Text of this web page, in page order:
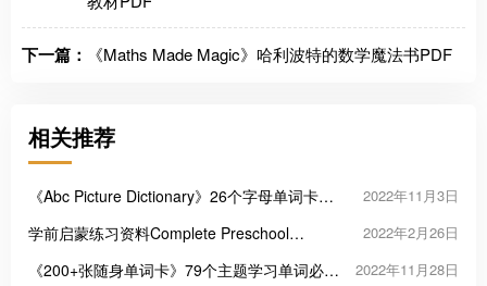
下一篇： 《Maths Made Magic》哈利波特的数学魔法书PDF
相关推荐
《Abc Picture Dictionary》26个字母单词卡海
2022年11月3日
学前启蒙练习资料Complete Preschool
2022年2月26日
《200+张随身单词卡》79个主题学习单词必备
2022年11月28日